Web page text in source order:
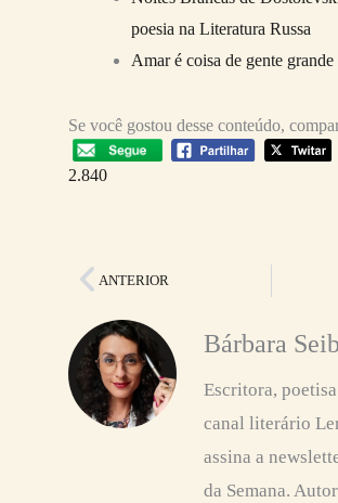
poesia na Literatura Russa
Amar é coisa de gente grande
Se você gostou desse conteúdo,
2.840
Anterior
ANTERIOR
Bárbara
Escritora,
canal literário
assina a
da Semana.